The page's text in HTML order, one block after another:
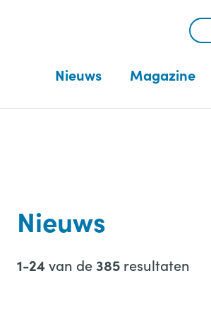
Nieuws Magazine
Nieuws
1-24van de385 resultaten